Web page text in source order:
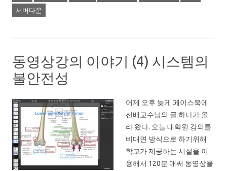
서버다운
동영상강의 이야기 (4) 시스템의
불안전성
어제 오후 늦게 페이스북에
선배교수님의 글 하나가 올
라 왔다. 오늘 대학원 강의를
비대면 방식으로 하기위해
학교가 제공하는 시설을 이
용해서 120분 애써 동영상을